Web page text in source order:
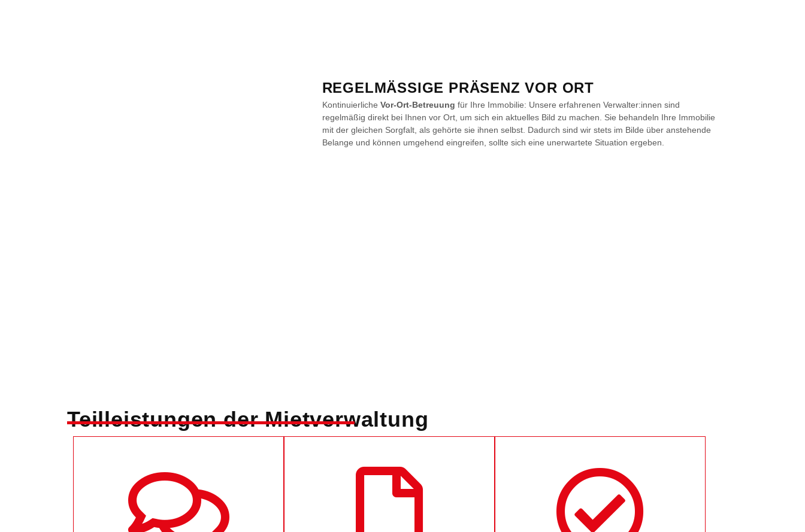
REGELMÄSSIGE PRÄSENZ VOR ORT
Kontinuierliche Vor-Ort-Betreuung für Ihre Immobilie: Unsere erfahrenen Verwalter:innen sind
regelmäßig direkt bei Ihnen vor Ort, um sich ein aktuelles Bild zu machen. Sie behandeln Ihre Immobilie
mit der gleichen Sorgfalt, als gehörte sie ihnen selbst. Dadurch sind wir stets im Bilde über anstehende
Belange und können umgehend eingreifen, sollte sich eine unerwartete Situation ergeben.
Teilleistungen der Mietverwaltung